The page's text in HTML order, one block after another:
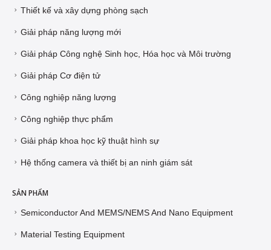
Thiết kế và xây dựng phòng sạch
Giải pháp năng lượng mới
Giải pháp Công nghệ Sinh học, Hóa học và Môi trường
Giải pháp Cơ điện tử
Công nghiệp năng lượng
Công nghiệp thực phẩm
Giải pháp khoa học kỹ thuật hình sự
Hệ thống camera và thiết bị an ninh giám sát
SẢN PHẨM
Semiconductor And MEMS/NEMS And Nano Equipment
Material Testing Equipment